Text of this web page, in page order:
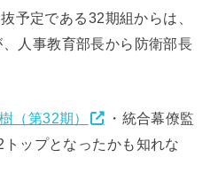
予定である32期組からは、
、人事教育部長から防衛部長
（第32期）
・統合幕僚監
ップとなったかも知れな